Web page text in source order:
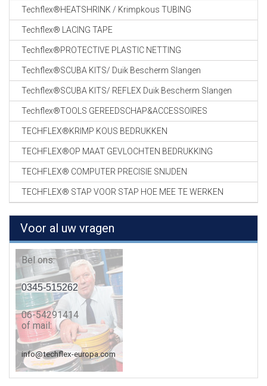
Techflex®HEATSHRINK / Krimpkous TUBING
Techflex® LACING TAPE
Techflex®PROTECTIVE PLASTIC NETTING
Techflex®SCUBA KITS/ Duik Bescherm Slangen
Techflex®SCUBA KITS/ REFLEX Duik Bescherm Slangen
Techflex®TOOLS GEREEDSCHAP&ACCESSOIRES
TECHFLEX®KRIMP KOUS BEDRUKKEN
TECHFLEX®OP MAAT GEVLOCHTEN BEDRUKKING
TECHFLEX® COMPUTER PRECISIE SNIJDEN
TECHFLEX® STAP VOOR STAP HOE MEE TE WERKEN
Voor al uw vragen
Bel ons:
0345-515262
06-54291414
of mail:
info@techflex-europa.com